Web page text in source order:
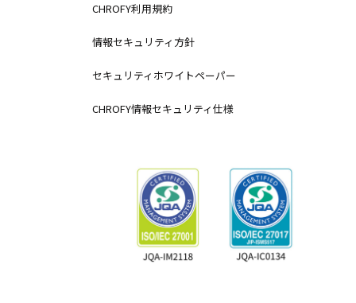
CHROFY利用規約
情報セキュリティ方針
セキュリティホワイトペーパー
CHROFY情報セキュリティ仕様